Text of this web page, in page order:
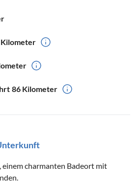
Kilometer
86 Kilometer
einem charmanten Badeort mit